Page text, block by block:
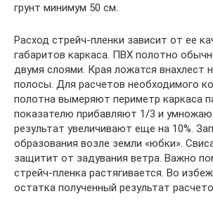
грунт минимум 50 см.
Расход стрейч-пленки зависит от ее
габаритов каркаса. ПВХ полотно
двумя слоями. Края ложатся внахлест
полосы. Для расчетов необходимого
полотна вымеряют периметр каркаса
показателю прибавляют 1/3 и
результат увеличивают еще на 10%.
образования возле земли «юбки».
защитит от задувания ветра. Важно
стрейч-пленка растягивается. Во
остатка полученный результат